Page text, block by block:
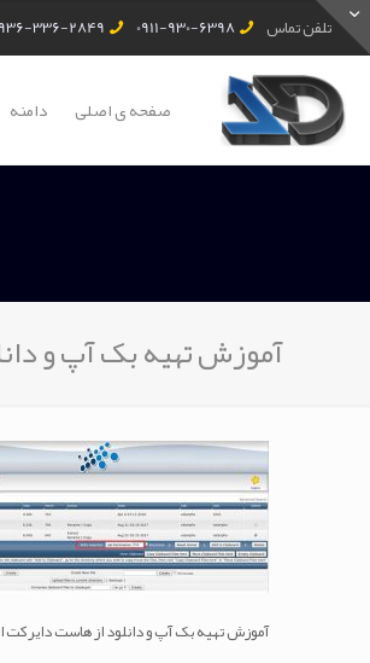
تلفن تماس 0911-930-6398
336-2849
صفحه ی اصلی دامنه
آموزش تهیه بک آپ و
آموزش تهیه بک آپ و دانلود از هاست دایرکت